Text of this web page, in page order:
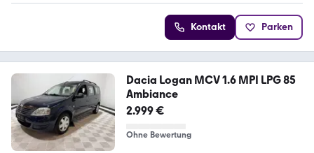
Kontakt Parken
Dacia Logan MCV 1.6 MPI LPG 85
Ambiance
2.999 €
Ohne Bewertung